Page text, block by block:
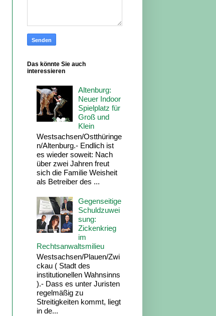
Das könnte Sie auch
interessieren
Altenburg:
Neuer Indoor
Spielplatz für
Groß und
Klein
Westsachsen/Ostthüringe
n/Altenburg.- Endlich ist
es wieder soweit: Nach
über zwei Jahren freut
sich die Familie Weisheit
als Betreiber des ...
Gegenseitige
Schuldzuwei
sung:
Zickenkrieg
im
Rechtsanwaltsmilieu
Westsachsen/Plauen/Zwi
ckau ( Stadt des
institutionellen Wahnsinns
).- Dass es unter Juristen
regelmäßig zu
Streitigkeiten kommt, liegt
in de...